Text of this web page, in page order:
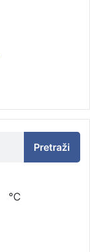
Pretraži
℃